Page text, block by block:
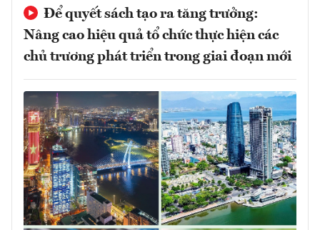
Để quyết sách tạo ra tăng trưởng:
Nâng cao hiệu quả tổ chức thực hiện các
chủ trương phát triển trong giai đoạn mới